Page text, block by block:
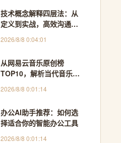
技术概念解释四层法：从
定义到实战，高效沟通与
2026/8/8 0:04:01
从网易云音乐原创榜
TOP10，解析当代音乐创
2026/8/8 0:01:14
办公AI助手推荐：如何选
择适合你的智能办公工具
2026/8/8 0:01:14